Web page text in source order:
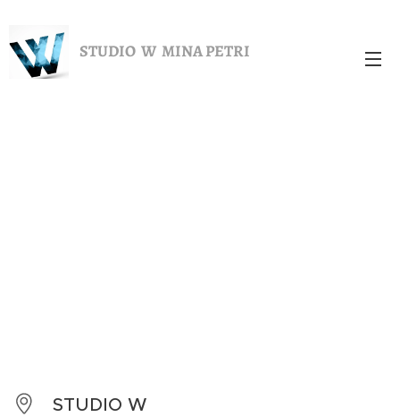
STUDIO W MINA PETRI
STUDIO W